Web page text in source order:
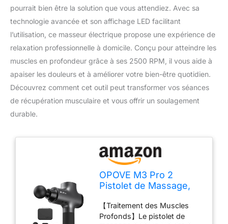
pourrait bien être la solution que vous attendiez. Avec sa
technologie avancée et son affichage LED facilitant
l’utilisation, ce masseur électrique propose une expérience de
relaxation professionnelle à domicile. Conçu pour atteindre les
muscles en profondeur grâce à ses 2500 RPM, il vous aide à
apaiser les douleurs et à améliorer votre bien-être quotidien.
Découvrez comment cet outil peut transformer vos séances
de récupération musculaire et vous offrir un soulagement
durable.
OPOVE M3 Pro 2
Pistolet de Massage,
Musculaire, Affichage
LED 2500 RPM
【Traitement des Muscles
Profonds】Le pistolet de